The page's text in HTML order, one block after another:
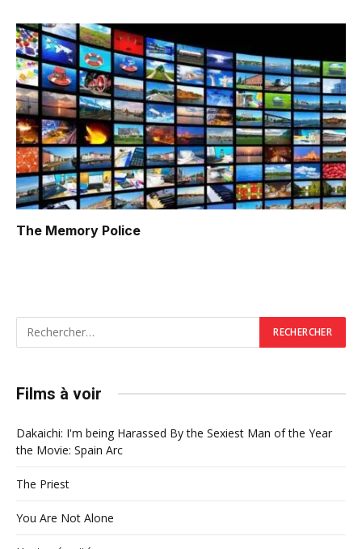
The Memory Police
Films à voir
Dakaichi: I'm being Harassed By the Sexiest Man of the Year
the Movie: Spain Arc
The Priest
You Are Not Alone